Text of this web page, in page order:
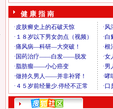
健 康 指 南